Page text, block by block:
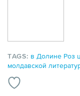
TAGS: в Долине Роз
молдавской